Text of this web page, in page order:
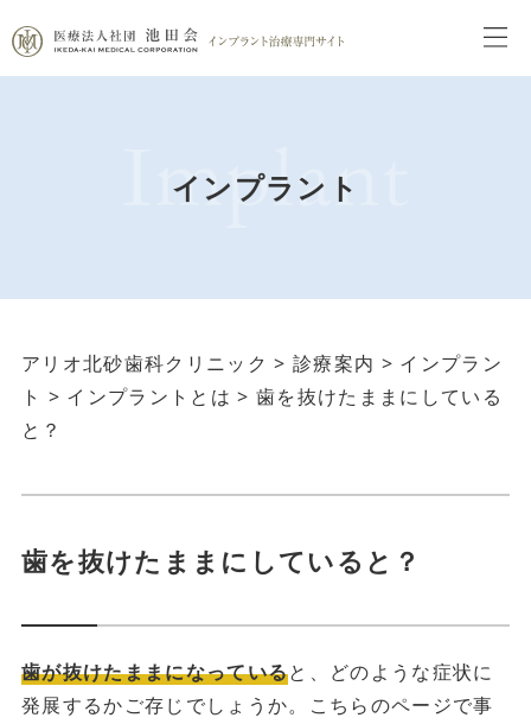
インプラント
アリオ北砂歯科クリニック > 診療案内 > インプラン
ト > インプラントとは > 歯を抜けたままにしている
と？
歯を抜けたままにしていると？
歯が抜けたままになっていると、どのような症状に
発展するかご存じでしょうか。こちらのページで事